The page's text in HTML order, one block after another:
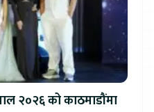
२०२६ को काठमाडौंमा